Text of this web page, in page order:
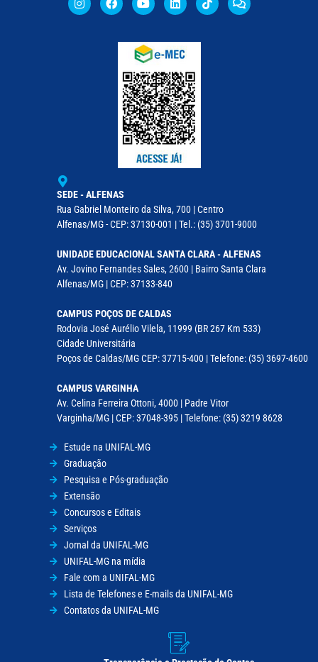
SEDE - ALFENAS
Rua Gabriel Monteiro da Silva, 700 | Centro
Alfenas/MG - CEP: 37130-001 | Tel.: (35) 3701-9000
UNIDADE EDUCACIONAL SANTA CLARA - ALFENAS
Av. Jovino Fernandes Sales, 2600 | Bairro Santa Clara
Alfenas/MG | CEP: 37133-840
CAMPUS POÇOS DE CALDAS
Rodovia José Aurélio Vilela, 11999 (BR 267 Km 533)
Cidade Universitária
Poços de Caldas/MG CEP: 37715-400 | Telefone: (35) 3697-4600
CAMPUS VARGINHA
Av. Celina Ferreira Ottoni, 4000 | Padre Vitor
Varginha/MG | CEP: 37048-395 | Telefone: (35) 3219 8628
Estude na UNIFAL-MG
Graduação
Pesquisa e Pós-graduação
Extensão
Concursos e Editais
Serviços
Jornal da UNIFAL-MG
UNIFAL-MG na mídia
Fale com a UNIFAL-MG
Lista de Telefones e E-mails da UNIFAL-MG
Contatos da UNIFAL-MG